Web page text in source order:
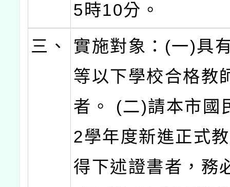
5時10分。
三、
實施對象：(一)具
等以下學校合格教
者。 (二)請本市國
2學年度新進正式
得下述證書者，務